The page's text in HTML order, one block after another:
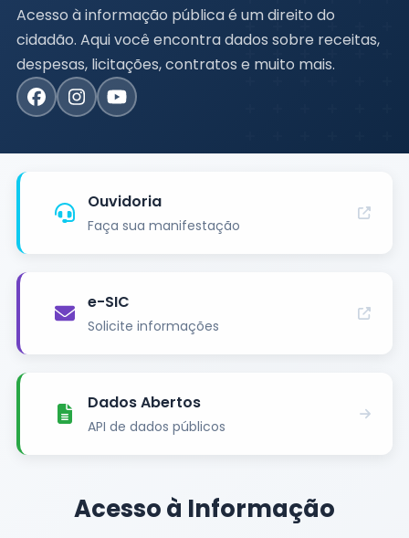
Acesso à informação pública é um direito do
cidadão. Aqui você encontra dados sobre receitas,
despesas, licitações, contratos e muito mais.
Ouvidoria
Faça sua manifestação
e-SIC
Solicite informações
Dados Abertos
API de dados públicos
Acesso à Informação